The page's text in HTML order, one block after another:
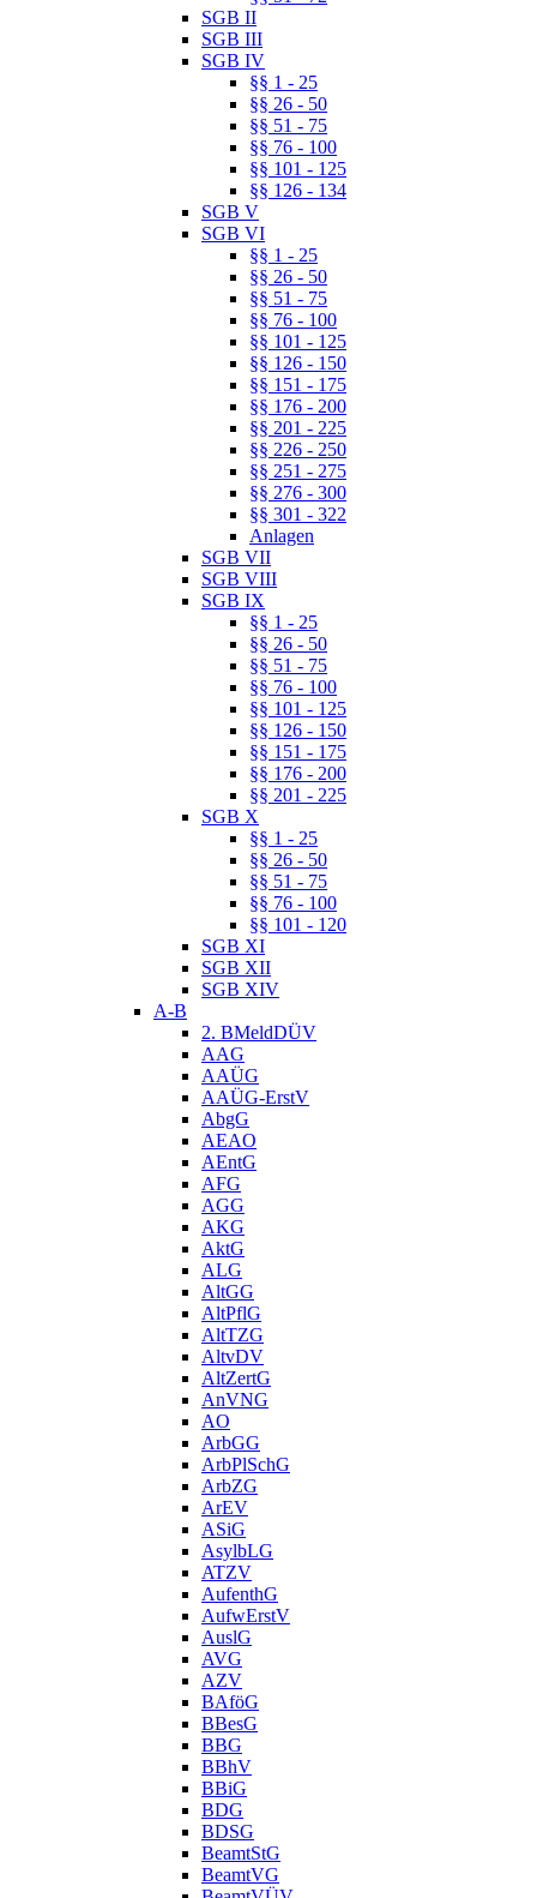
SGB II
SGB III
SGB IV
§§ 1 - 25
§§ 26 - 50
§§ 51 - 75
§§ 76 - 100
§§ 101 - 125
§§ 126 - 134
SGB V
SGB VI
§§ 1 - 25
§§ 26 - 50
§§ 51 - 75
§§ 76 - 100
§§ 101 - 125
§§ 126 - 150
§§ 151 - 175
§§ 176 - 200
§§ 201 - 225
§§ 226 - 250
§§ 251 - 275
§§ 276 - 300
§§ 301 - 322
Anlagen
SGB VII
SGB VIII
SGB IX
§§ 1 - 25
§§ 26 - 50
§§ 51 - 75
§§ 76 - 100
§§ 101 - 125
§§ 126 - 150
§§ 151 - 175
§§ 176 - 200
§§ 201 - 225
SGB X
§§ 1 - 25
§§ 26 - 50
§§ 51 - 75
§§ 76 - 100
§§ 101 - 120
SGB XI
SGB XII
SGB XIV
A-B
2. BMeldDÜV
AAG
AAÜG
AAÜG-ErstV
AbgG
AEAO
AEntG
AFG
AGG
AKG
AktG
ALG
AltGG
AltPflG
AltTZG
AltvDV
AltZertG
AnVNG
AO
ArbGG
ArbPlSchG
ArbZG
ArEV
ASiG
AsylbLG
ATZV
AufenthG
AufwErstV
AuslG
AVG
AZV
BAföG
BBesG
BBG
BBhV
BBiG
BDG
BDSG
BeamtStG
BeamtVG